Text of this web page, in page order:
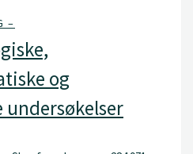
–
og